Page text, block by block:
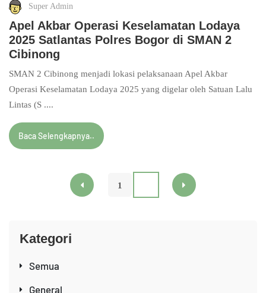
Super Admin
Apel Akbar Operasi Keselamatan Lodaya
2025 Satlantas Polres Bogor di SMAN 2
Cibinong
SMAN 2 Cibinong menjadi lokasi pelaksanaan Apel Akbar
Operasi Keselamatan Lodaya 2025 yang digelar oleh Satuan Lalu
Lintas (S ....
Baca Selengkapnya..
1
Kategori
Semua
General